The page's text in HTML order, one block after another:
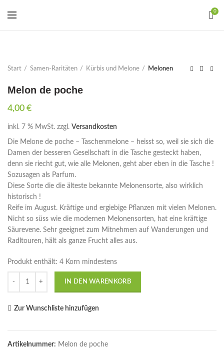
0
Start Samen-Raritäten Kürbis und Melone Melonen
Melon de poche
4,00 €
inkl. 7 % MwSt. zzgl. Versandkosten
Die Melone de poche – Taschenmelone – heisst so, weil sie sich die
Damen der besseren Gesellschaft in die Tasche gesteckt haben,
denn sie riecht gut, wie alle Melonen, geht aber eben in die Tasche !
Sozusagen als Parfum.
Diese Sorte die die älteste bekannte Melonensorte, also wirklich
historisch !
Reife im August. Kräftige und ergiebige Pflanzen mit vielen Melonen.
Nicht so süss wie die modernen Melonensorten, hat eine kräftige
Säurevene. Sehr geeignet zum Mitnehmen auf Wanderungen und
Radltouren, hält als ganze Frucht alles aus.
Produkt enthält: 4 Korn mindestens
IN DEN WARENKORB
Zur Wunschliste hinzufügen
Artikelnummer: Melon de poche